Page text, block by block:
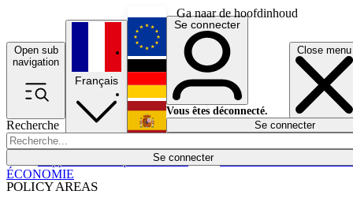
Ga naar de hoofdinhoud
Open sub
navigation
Close menu
Recherche
Se connecter
POLICY AREAS
Économie
Français
English
Deutsch
Español
Se connecter
Vous êtes déconnecté.
Se connecter
ÉCONOMIE